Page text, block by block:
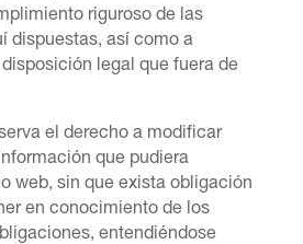
riguroso de las
dispuestas, así como a
legal que fuera de
el derecho a modificar
que pudiera
web, sin que exista obligación
en conocimiento de los
entendiéndose